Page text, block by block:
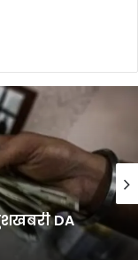
DA